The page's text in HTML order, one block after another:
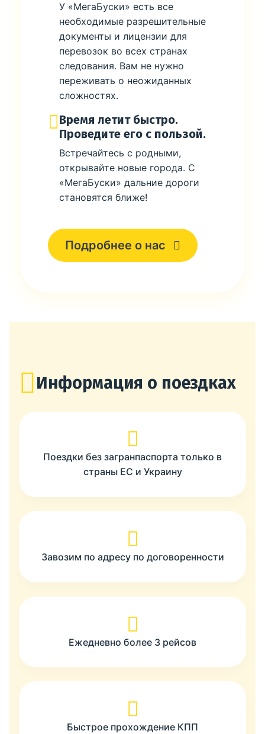
У «МегаБуски» есть все
необходимые разрешительные
документы и лицензии для
перевозок во всех странах
следования. Вам не нужно
переживать о неожиданных
сложностях.
Время летит быстро.
Проведите его с пользой.
Встречайтесь с родными,
открывайте новые города. С
«МегаБуски» дальние дороги
становятся ближе!
Подробнее о нас
Информация о поездках
Поездки без загранпаспорта только в
страны ЕС и Украину
Завозим по адресу по договоренности
Ежедневно более 3 рейсов
Быстрое прохождение КПП